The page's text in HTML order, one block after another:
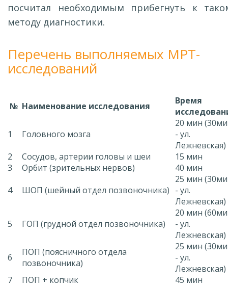
посчитал необходимым прибегнуть к
методу диагностики.
Перечень выполняемых МРТ-
исследований
№ Наименование исследования
Время
1
Головного мозга
20 мин
- ул.
Лежневская)
2
Сосудов, артерии головы и шеи
15 мин
3
Орбит (зрительных нервов)
40 мин
4
ШОП (шейный отдел позвоночника)
25 мин
- ул.
Лежневская)
5
ГОП (грудной отдел позвоночника)
20 мин
- ул.
Лежневская)
6
ПОП (поясничного отдела
позвоночника)
25 мин
- ул.
Лежневская)
7
ПОП + копчик
45 мин